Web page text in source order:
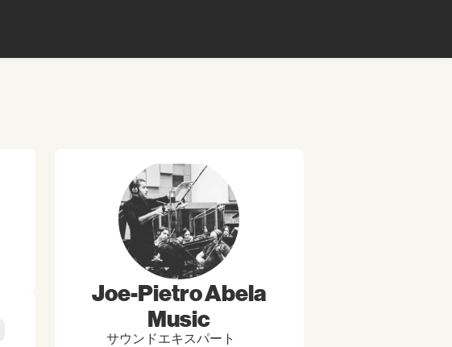
Joe-Pietro Abela
Music
サウンドエキスパート